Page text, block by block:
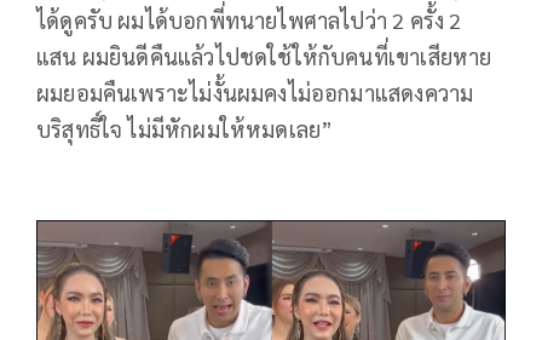
ได้ดูครับ ผมได้บอกพี่ทนายไพศาลไปว่า 2 ครั้ง 2
แสน ผมยินดีคืนแล้วไปชดใช้ให้กับคนที่เขาเสียหาย
ผมยอมคืนเพราะไม่งั้นผมคงไม่ออกมาแสดงความ
บริสุทธิ์ใจ ไม่มีหักผมให้หมดเลย”